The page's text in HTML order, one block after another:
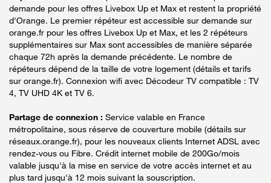
demande pour les offres Livebox Up et Max et restent la propriété
d'Orange. Le premier répéteur est accessible sur demande sur
orange.fr pour les offres Livebox Up et Max, et les 2 répéteurs
supplémentaires sur Max sont accessibles de manière séparée
chaque 72h après la demande précédente. Le nombre de
répéteurs dépend de la taille de votre logement (détails et tarifs
sur orange.fr). Connexion wifi avec Décodeur TV compatible : TV
4, TV UHD 4K et TV 6.
Partage de connexion : Service valable en France
métropolitaine, sous réserve de couverture mobile (détails sur
réseaux.orange.fr), pour les nouveaux clients Internet ADSL avec
rendez-vous ou Fibre. Crédit internet mobile de 200Go/mois
valable jusqu'à la mise en service de votre accès internet et au
plus tard jusqu'à 12 mois suivant la souscription.